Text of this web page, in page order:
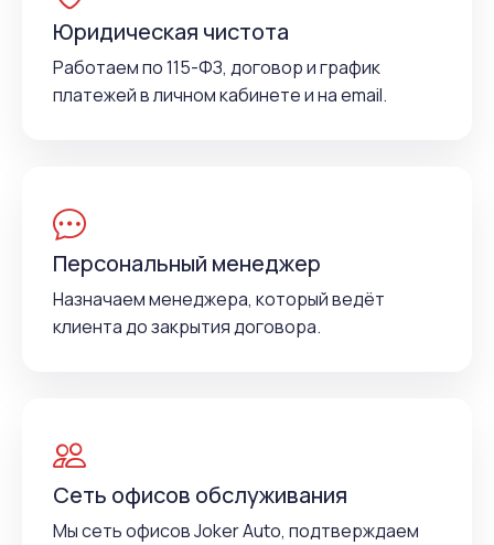
Юридическая чистота
Работаем по 115-ФЗ, договор и график
платежей в личном кабинете и на email.
Персональный менеджер
Назначаем менеджера, который ведёт
клиента до закрытия договора.
Сеть офисов обслуживания
Мы сеть офисов Joker Auto, подтверждаем